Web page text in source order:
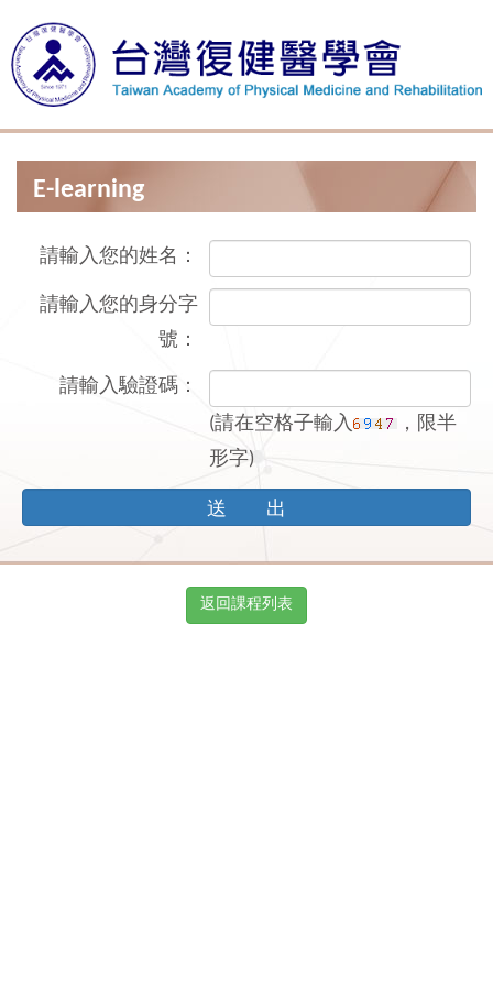
E-learning
請輸入您的姓名：
請輸入您的身分字
號：
請輸入驗證碼：
(請在空格子輸入
，限半
形字)
返回課程列表